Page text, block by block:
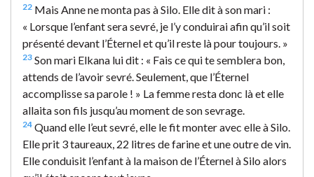
22 Mais Anne ne monta pas à Silo. Elle dit à son mari :
« Lorsque l’enfant sera sevré, je l’y conduirai afin qu’il soit
présenté devant l’Éternel et qu’il reste là pour toujours. »
23 Son mari Elkana lui dit : « Fais ce qui te semblera bon,
attends de l’avoir sevré. Seulement, que l’Éternel
accomplisse sa parole ! » La femme resta donc là et elle
allaita son fils jusqu’au moment de son sevrage.
24 Quand elle l’eut sevré, elle le fit monter avec elle à Silo.
Elle prit 3 taureaux, 22 litres de farine et une outre de vin.
Elle conduisit l’enfant à la maison de l’Éternel à Silo alors